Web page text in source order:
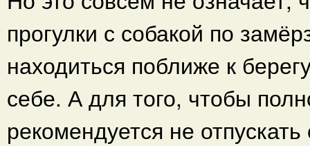
прогулки с собакой по
находиться поближе к
себе. А для того, чтобы
рекомендуется не